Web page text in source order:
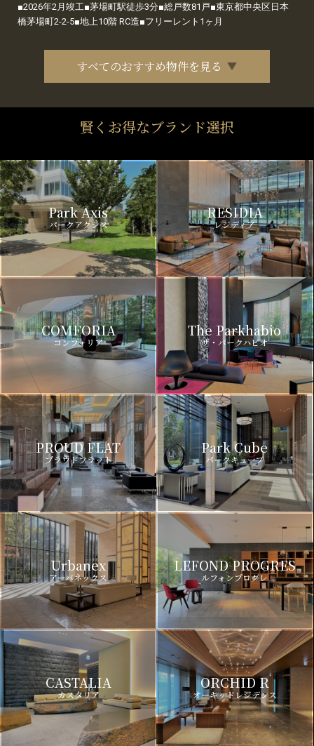
■2026年2月竣工■茅場町駅徒歩3分■総戸数81戸■東京都中央区日本
橋茅場町2-2-5■地上10階 RC造■フリーレント1ヶ月
すべてのおすすめ物件を見る
賢くお得なブランド選択
Park Axis
パークアクシス
RESIDIA
レジディア
COMFORIA
コンフォリア
The Parkhabio
ザ・パークハビオ
PROUD FLAT
プラウドフラット
Park Cube
パークキューブ
Urbanex
アーバネックス
LEFOND PROGRES
ルフォンプログレ
CASTALIA
カスタリア
ORCHID R
オーキッドレジデンス